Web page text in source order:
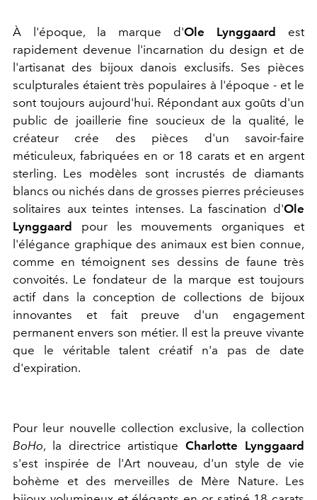
À l'époque, la marque d'Ole Lynggaard
est
rapidement devenue l'incarnation du design et de
l'artisanat des bijoux danois exclusifs. Ses pièces
sculpturales étaient très populaires à l'époque - et le
sont toujours aujourd'hui. Répondant aux goûts d'un
public de joaillerie fine soucieux de la qualité, le
créateur crée des pièces d'un savoir-faire
méticuleux, fabriquées en or 18 carats et en argent
sterling. Les modèles sont incrustés de diamants
blancs ou nichés dans de grosses pierres précieuses
solitaires aux teintes intenses. La fascination d'Ole
Lynggaard
pour les mouvements organiques et
l'élégance graphique des animaux est bien connue,
comme en témoignent ses dessins de faune très
convoités. Le fondateur de la marque est toujours
actif dans la conception de collections de bijoux
innovantes et fait preuve d'un engagement
permanent envers son métier. Il est la preuve vivante
que le véritable talent créatif n'a pas de date
d'expiration.
Pour leur nouvelle collection exclusive, la collection
BoHo, la directrice artistiqueCharlotte Lynggaard
s'est inspirée de l'Art nouveau, d'un style de vie
bohème et des merveilles de Mère Nature. Les